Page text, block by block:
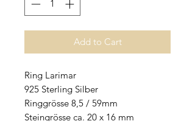
Add to Cart
Ring Larimar
925 Sterling Silber
Ringgrösse 8,5 / 59mm
Steingrösse ca. 20 x 16 mm